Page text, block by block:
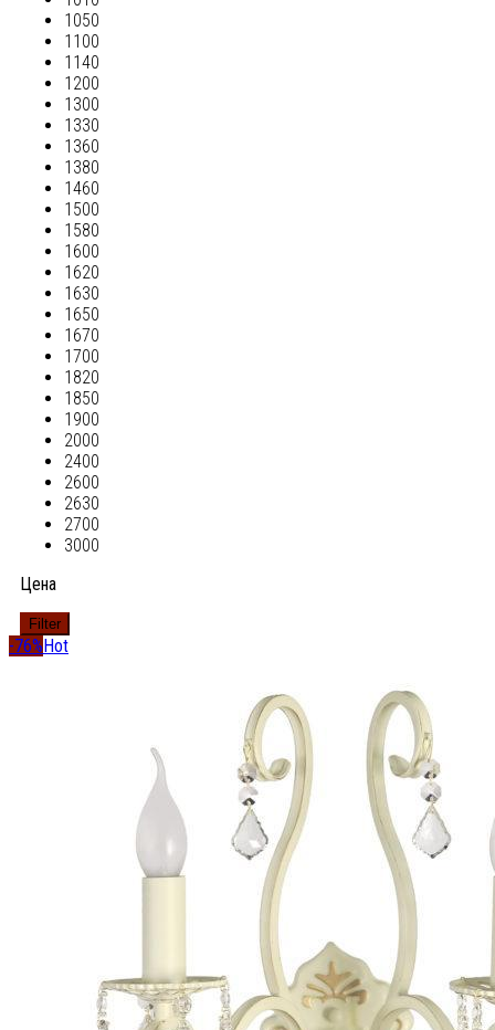
1050
1100
1140
1200
1300
1330
1360
1380
1460
1500
1580
1600
1620
1630
1650
1670
1700
1820
1850
1900
2000
2400
2600
2630
2700
3000
Цена
Filter
-76% Hot